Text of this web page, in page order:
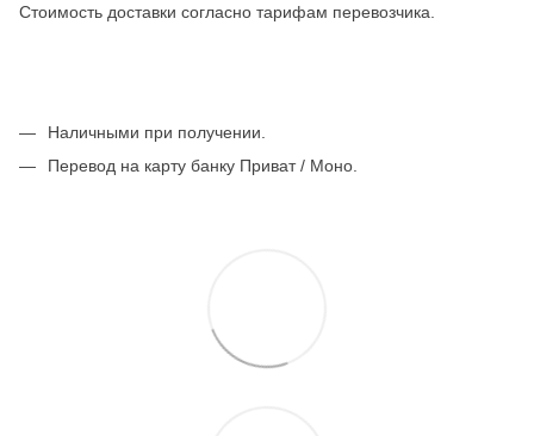
Стоимость доставки согласно тарифам перевозчика.
Наличными при получении.
Перевод на карту банку Приват / Моно.